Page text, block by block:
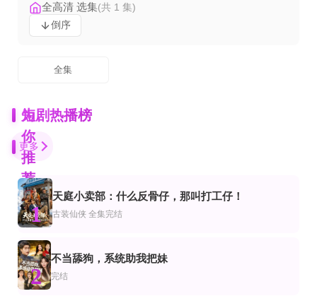
全高清 选集(共 1 集)
倒序
全集
为
你
推
荐
全集完结
过度反应2026
更新全集
我把你当兄弟你说我是卧底
已完结
错认千金后，三个大佬哥哥后悔了
完结
许你星光璀璨
全集完结
长生狱主：镇守魔教圣女
正片
异能弃妇青儿传，我在古代养俩崽第三季
第61-82集完结
完结
全集完结
短剧热播榜
更多
1
天庭小卖部：什么反骨仔，那叫打工仔！
古装仙侠 全集完结
2
不当舔狗，系统助我把妹
完结